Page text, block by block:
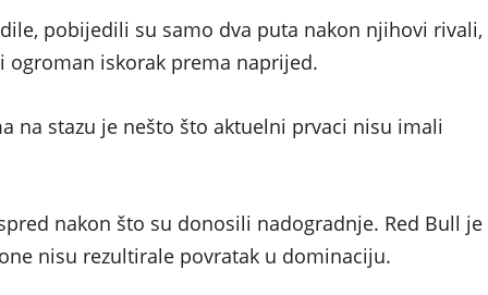
pobijedili su samo dva puta nakon njihovi rivali,
ogroman iskorak prema naprijed.
na stazu je nešto što aktuelni prvaci nisu imali
nakon što su donosili nadogradnje. Red Bull je
nisu rezultirale povratak u dominaciju.